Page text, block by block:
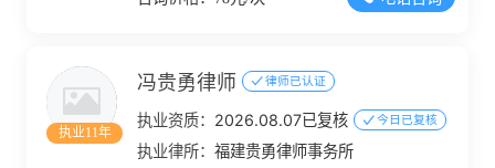
执业11年
冯贵勇律师 律师已认证
执业资质： 2026.08.07已复核 今日已复核
执业律所：福建贵勇律师事务所